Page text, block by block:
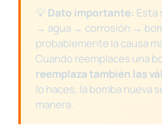
💡Dato importante: Esta
→ agua → corrosión →
probablemente la causa
Cuando reemplaces una
reemplaza también las
lo haces, la bomba nueva
manera.